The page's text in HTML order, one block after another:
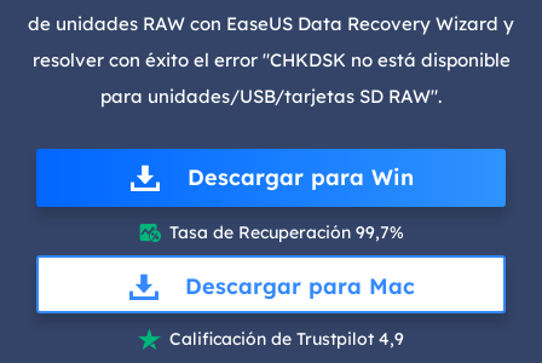
de unidades RAW con EaseUS Data Recovery Wizard y
resolver con éxito el error "CHKDSK no está disponible
para unidades/USB/tarjetas SD RAW".
Descargar para Win
 Tasa de Recuperación 99,7%
Descargar para Mac
 Calificación de Trustpilot 4,9